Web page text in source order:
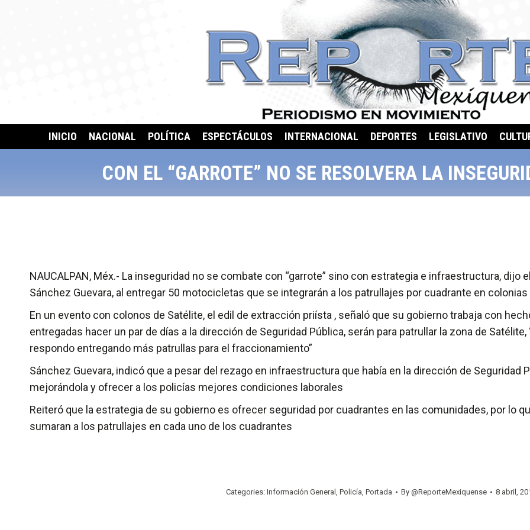
INICIO NACIONAL POLÍTICA ESPECTÁCULOS INTERNACIONAL DEPORTES LEGISLATIVO
CON EL “GARROTE” NO SE RESOLVERA LA
NAUCALPAN, Méx.- La inseguridad no se combate con “garrote” sino con estrategia e infraestructura, dijo
Sánchez Guevara, al entregar 50 motocicletas que se integrarán a los patrullajes por cuadrante en
En un evento con colonos de Satélite, el edil de extracción priísta , señaló que su gobierno trabaja con
entregadas hacer un par de días a la dirección de Seguridad Pública, serán para patrullar la zona de
respondo entregando más patrullas para el fraccionamiento”
Sánchez Guevara, indicó que a pesar del rezago en infraestructura que había en la dirección de Seguridad
mejorándola y ofrecer a los policías mejores condiciones laborales
Reiteró que la estrategia de su gobierno es ofrecer seguridad por cuadrantes en las comunidades, por lo
sumaran a los patrullajes en cada uno de los cuadrantes
Categories: Información General , Policía, Portada By @ReporteMexiquense 8 abril,